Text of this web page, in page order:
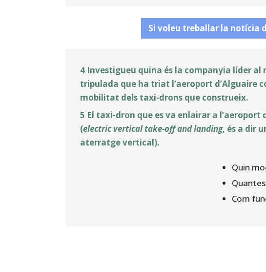
Si voleu treballar la notícia
4 Investigueu quina és la companyia líder
tripulada que ha triat l’aeroport d’Alguaire
mobilitat dels taxi-drons que construeix.
5 El taxi-dron que es va enlairar a l’aeroport
(electric vertical take-off and landing, és a dir
aterratge vertical).
Quin
Com